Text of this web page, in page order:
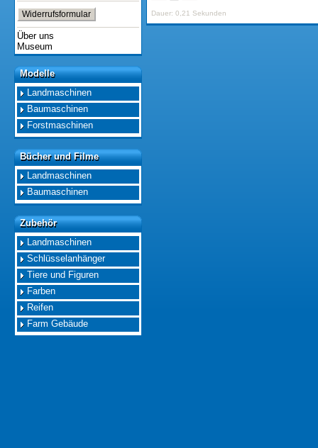
Widerrufsformular
Über uns
Museum
Modelle
Modelle
Landmaschinen
Baumaschinen
Forstmaschinen
Bücher und Filme
Bücher und Filme
Landmaschinen
Baumaschinen
Zubehör
Zubehör
Landmaschinen
Schlüsselanhänger
Tiere und Figuren
Farben
Reifen
Farm Gebäude
Dauer: 0,21 Sekunden